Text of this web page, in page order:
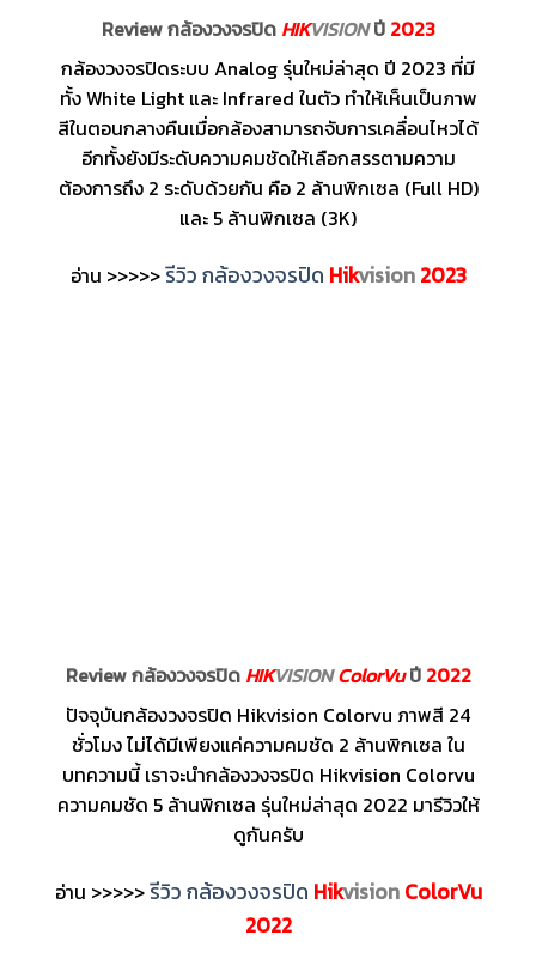
Review กล้องวงจรปิด HIKVISIONปี 2023
กล้องวงจรปิดระบบ Analog รุ่นใหม่ล่าสุด ปี 2023 ที่มี
ทั้ง White Light และ Infrared ในตัว ทำให้เห็นเป็นภาพ
สีในตอนกลางคืนเมื่อกล้องสามารถจับการเคลื่อนไหวได้
อีกทั้งยังมีระดับความคมชัดให้เลือกสรรตามความ
ต้องการถึง 2 ระดับด้วยกัน คือ 2 ล้านพิกเซล (Full HD)
และ 5 ล้านพิกเซล (3K)
อ่าน >>>>>รีวิว กล้องวงจรปิด Hikvision 2023
Review กล้องวงจรปิด HIKVISIONColorVuปี 2022
ปัจจุบันกล้องวงจรปิด Hikvision Colorvu ภาพสี 24
ชั่วโมง ไม่ได้มีเพียงแค่ความคมชัด 2 ล้านพิกเซล ใน
บทความนี้ เราจะนำกล้องวงจรปิด Hikvision Colorvu
ความคมชัด 5 ล้านพิกเซล รุ่นใหม่ล่าสุด 2022 มารีวิวให้
ดูกันครับ
อ่าน >>>>>รีวิว กล้องวงจรปิด Hikvision ColorVu
2022